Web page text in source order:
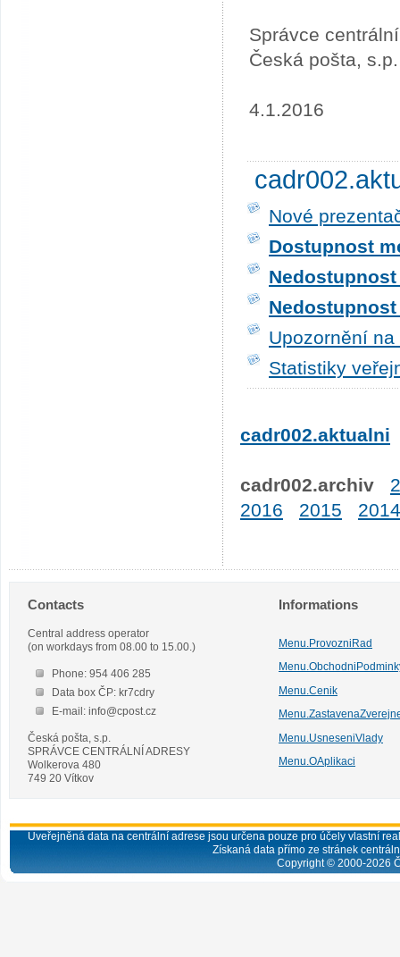
Správce
Česká pošta, s.p.
4.1.2016
Nové
Dostupnost
Upozornění
Statistiky
cadr002.aktualni
cadr002.archiv
2016
2015 2014
Contacts
Central address operator
(on workdays from 08.00 to 15.00.)
Phone: 954 406 285
Data box ČP: kr7cdry
E-mail: info@cpost.cz
Česká pošta, s.p.
SPRÁVCE CENTRÁLNÍ ADRESY
Wolkerova 480
749 20 Vítkov
Informations
Menu.ProvozniRad
Menu.Cenik
Menu.UsneseniVlady
Menu.OAplikaci
Uveřejněná data na centrální adrese jsou určena pouze pro účely vlastní
Získaná data přímo ze stránek
Copyright © 2000-2026